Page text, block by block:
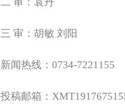
三 审：胡敏 刘阳
新闻热线：0734-7221155
投稿邮箱：